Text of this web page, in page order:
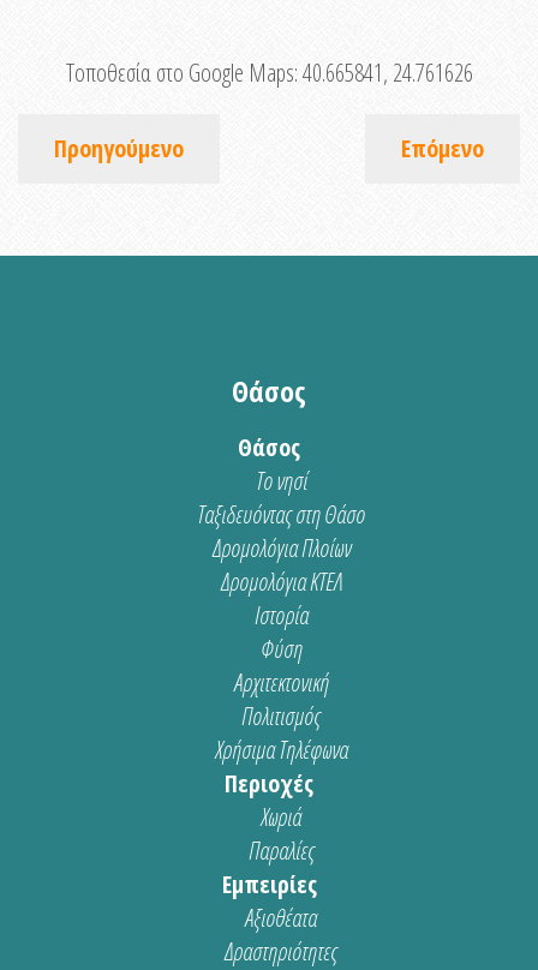
Τοποθεσία στο Google Maps:40.665841, 24.761626
Προηγούμενο Επόμενο
Θάσος
Θάσος
Το νησί
Ταξιδευόντας στη Θάσο
Δρομολόγια Πλοίων
Δρομολόγια ΚΤΕΛ
Ιστορία
Φύση
Αρχιτεκτονική
Πολιτισμός
Χρήσιμα Τηλέφωνα
Περιοχές
Χωριά
Παραλίες
Εμπειρίες
Αξιοθέατα
Δραστηριότητες